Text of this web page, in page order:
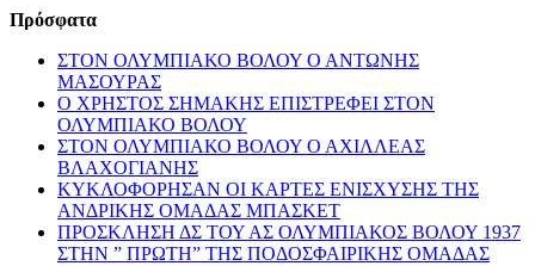
Πρόσφατα
ΣΤΟΝ ΟΛΥΜΠΙΑΚΟ ΒΟΛΟΥ Ο ΑΝΤΩΝΗΣ
ΜΑΣΟΥΡΑΣ
Ο ΧΡΗΣΤΟΣ ΣΗΜΑΚΗΣ ΕΠΙΣΤΡΕΦΕΙ ΣΤΟΝ
ΟΛΥΜΠΙΑΚΟ ΒΟΛΟΥ
ΣΤΟΝ ΟΛΥΜΠΙΑΚΟ ΒΟΛΟΥ Ο ΑΧΙΛΛΕΑΣ
ΒΛΑΧΟΓΙΑΝΗΣ
ΚΥΚΛΟΦΟΡΗΣΑΝ ΟΙ ΚΑΡΤΕΣ ΕΝΙΣΧΥΣΗΣ ΤΗΣ
ΑΝΔΡΙΚΗΣ ΟΜΑΔΑΣ ΜΠΑΣΚΕΤ
ΠΡΟΣΚΛΗΣΗ ΔΣ ΤΟΥ ΑΣ ΟΛΥΜΠΙΑΚΟΣ ΒΟΛΟΥ 1937
ΣΤΗΝ ” ΠΡΩΤΗ” ΤΗΣ ΠΟΔΟΣΦΑΙΡΙΚΗΣ ΟΜΑΔΑΣ